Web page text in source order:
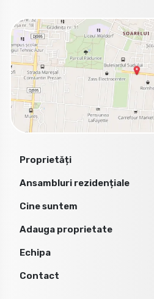
Proprietăți
Ansambluri rezidențiale
Cine suntem
Adauga proprietate
Echipa
Contact